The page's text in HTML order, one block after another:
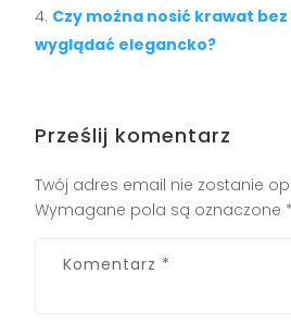
Czy można nosić krawat
wyglądać elegancko?
Prześlij komentarz
Twój adres email nie zostanie
Wymagane pola są oznaczone *